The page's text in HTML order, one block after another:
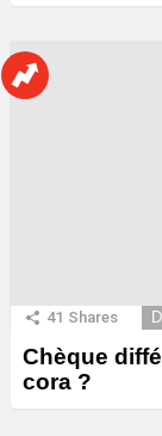
41 Shares
Chèque
cora ?